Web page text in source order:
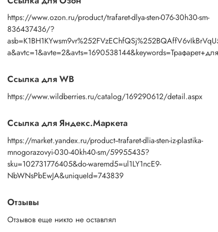
https://www.ozon.ru/product/trafaret-dlya-sten-076-30h30-sm-
836437436/?
Ссылка для WB
https://www.wildberries.ru/catalog/169290612/detail.aspx
Ссылка для Яндекс.Маркета
https://market.yandex.ru/product--trafaret-dlia-sten-iz-plastika-
mnogorazovyi-030-40kh40-sm/59955435?
sku=102731776405&do-waremd5=ul1LY1ncE9-
NbWNsPbEwJA&uniqueId=743839
Отзывы
Отзывов еще никто не оставлял